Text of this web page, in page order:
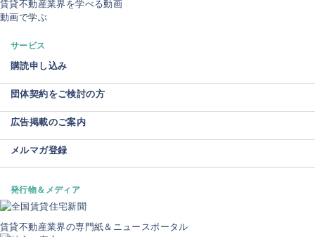
賃貸不動産業界を学べる動画
動画で学ぶ
サービス
購読申し込み
団体契約をご検討の方
広告掲載のご案内
メルマガ登録
発行物＆メディア
賃貸不動産業界の専門紙＆ニュースポータル